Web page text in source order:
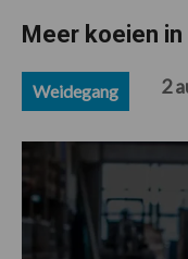
Meer koeien
Weidegang 2